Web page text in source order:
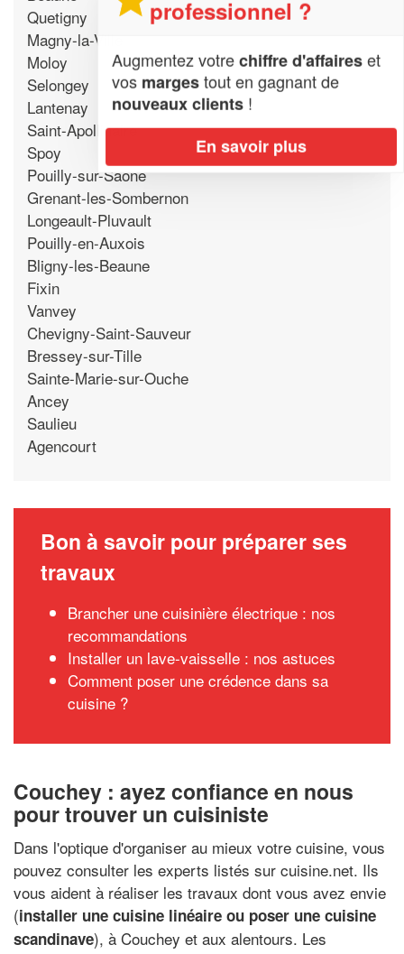
Quetigny
Magny-la-Ville
Moloy
Selongey
Lantenay
Saint-Apollinaire
Spoy
Pouilly-sur-Saone
Grenant-les-Sombernon
Longeault-Pluvault
Pouilly-en-Auxois
Bligny-les-Beaune
Fixin
Vanvey
Chevigny-Saint-Sauveur
Bressey-sur-Tille
Sainte-Marie-sur-Ouche
Ancey
Saulieu
Agencourt
Bon à savoir pour préparer ses
travaux
Brancher une cuisinière électrique : nos
recommandations
Installer un lave-vaisselle : nos astuces
Comment poser une crédence dans sa
cuisine ?
Couchey : ayez confiance en nous
pour trouver un cuisiniste
Dans l'optique d'organiser au mieux votre cuisine, vous
pouvez consulter les experts listés sur cuisine.net. Ils
vous aident à réaliser les travaux dont vous avez envie
(installer une cuisine linéaire ou poser une cuisine
scandinave), à Couchey et aux alentours. Les
professionnel ?
Augmentez votrechiffre d'affaireset
vos margestout en gagnant de
nouveaux clients !
En savoir plus